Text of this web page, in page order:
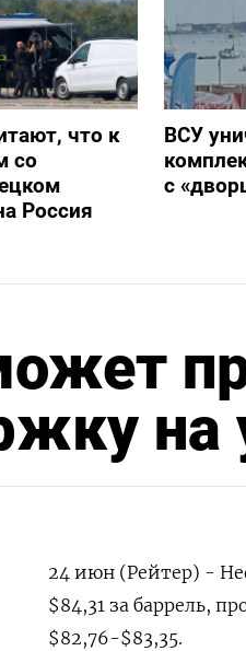
что к
со
Россия
ВСУ
с
на
24 июн (Рейтер) -
$84,31 за баррель,
$82,76-$83,35.